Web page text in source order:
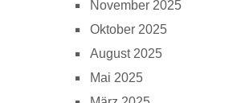
November 2025
Oktober 2025
August 2025
Mai 2025